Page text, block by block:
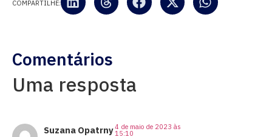
COMPARTILHE:
Comentários
Uma resposta
Suzana Opatrny4 de maio de 2023 às
15:10